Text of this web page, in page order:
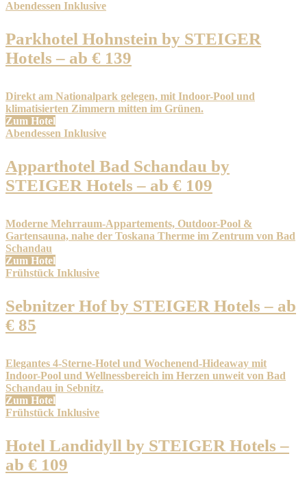
Abendessen Inklusive
Parkhotel Hohnstein by STEIGER
Hotels – ab € 139
Direkt am Nationalpark gelegen, mit Indoor-Pool und
klimatisierten Zimmern mitten im Grünen.
Zum Hotel
Abendessen Inklusive
Apparthotel Bad Schandau by
STEIGER Hotels – ab € 109
Moderne Mehrraum-Appartements, Outdoor-Pool &
Gartensauna, nahe der Toskana Therme im Zentrum von Bad
Schandau
Zum Hotel
Frühstück Inklusive
Sebnitzer Hof by STEIGER Hotels – ab
€ 85
Elegantes 4-Sterne-Hotel und Wochenend-Hideaway mit
Indoor-Pool und Wellnessbereich im Herzen unweit von Bad
Schandau in Sebnitz.
Zum Hotel
Frühstück Inklusive
Hotel Landidyll by STEIGER Hotels –
ab € 109